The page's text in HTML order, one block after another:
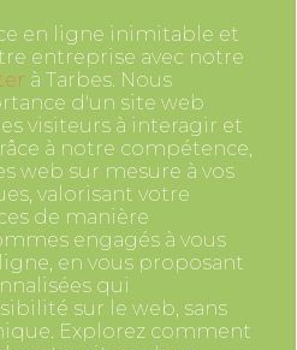
en ligne inimitable et
entreprise avec notre
à Tarbes. Nous
d'un site web
visiteurs à interagir et
à notre compétence,
web sur mesure à vos
valorisant votre
de manière
engagés à vous
en vous proposant
qui
sur le web, sans
Explorez comment